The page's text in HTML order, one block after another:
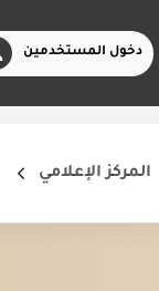
دخول المستخدمين
المركز الإعلامي